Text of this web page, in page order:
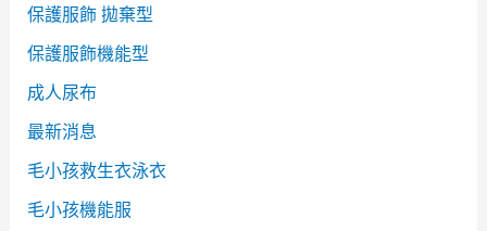
保護服飾 拋棄型
保護服飾機能型
成人尿布
最新消息
毛小孩救生衣泳衣
毛小孩機能服